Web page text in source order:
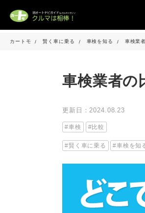
カートモ 賢く車に乗る 車検を知る 車検業
車検業者の
更新日：2024.08.23
車検 比較
賢く車に乗る 車検を知